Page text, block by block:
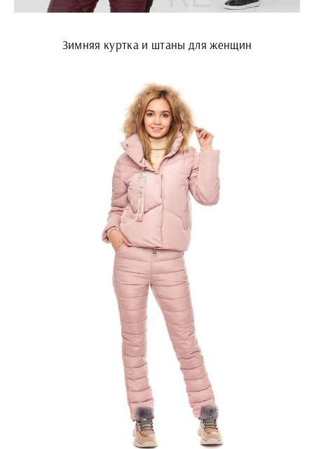
Зимняя куртка и штаны для женщин